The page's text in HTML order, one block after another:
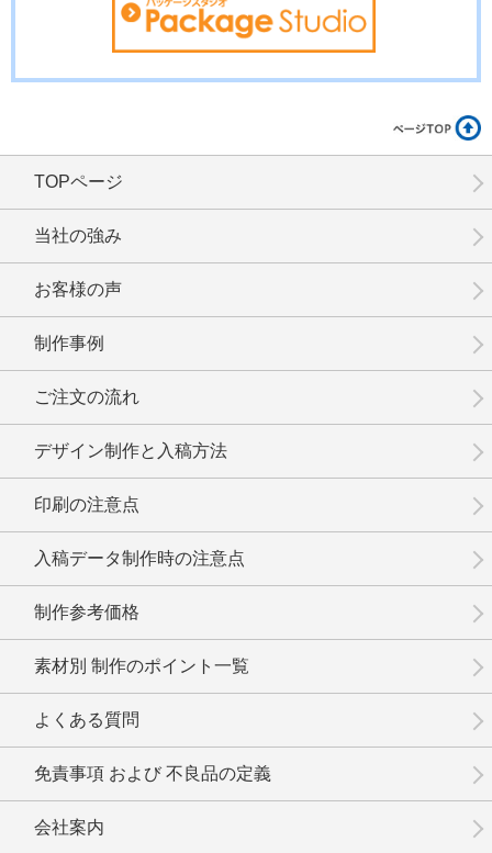
TOPページ
当社の強み
お客様の声
制作事例
ご注文の流れ
デザイン制作と入稿方法
印刷の注意点
入稿データ制作時の注意点
制作参考価格
素材別 制作のポイント一覧
よくある質問
免責事項 および 不良品の定義
会社案内